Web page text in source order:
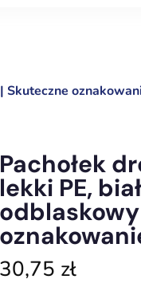
Skuteczne
Pachołek
lekki PE,
30,75 zł